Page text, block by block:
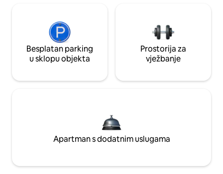
Besplatan parking
u sklopu objekta
Prostorija za
vježbanje
Apartman s dodatnim uslugama